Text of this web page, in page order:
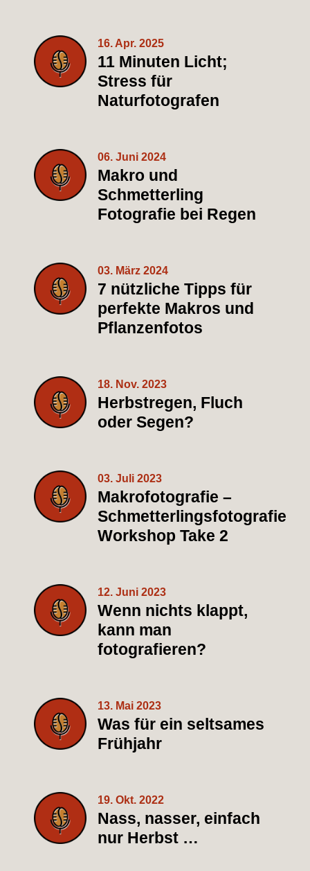
16. Apr. 2025
11 Minuten Licht;
Stress für
Naturfotografen
06. Juni 2024
Makro und
Schmetterling
Fotografie bei Regen
03. März 2024
7 nützliche Tipps für
perfekte Makros und
Pflanzenfotos
18. Nov. 2023
Herbstregen, Fluch
oder Segen?
03. Juli 2023
Makrofotografie –
Schmetterlingsfotografie
Workshop Take 2
12. Juni 2023
Wenn nichts klappt,
kann man
fotografieren?
13. Mai 2023
Was für ein seltsames
Frühjahr
19. Okt. 2022
Nass, nasser, einfach
nur Herbst …